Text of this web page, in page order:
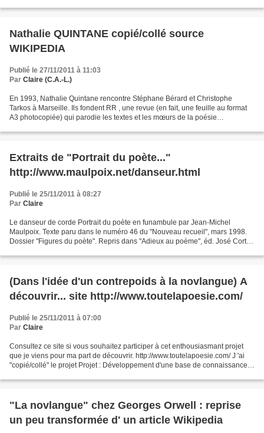
Nathalie QUINTANE copié/collé source
WIKIPEDIA
Publié le 27/11/2011 à 11:03
Par Claire (C.A.-L.)
En 1993, Nathalie Quintane rencontre Stéphane Bérard et Christophe
Tarkos à Marseille. Ils fondent RR , une revue (en fait, une feuille au format
A3 photocopiée) qui parodie les textes et les mœurs de la poésie
Extraits de "Portrait du poète..."
http://www.maulpoix.net/danseur.html
Publié le 25/11/2011 à 08:27
Par Claire
Le danseur de corde Portrait du poète en funambule par Jean-Michel
Maulpoix. Texte paru dans le numéro 46 du "Nouveau recueil", mars 1998.
Dossier "Figures du poète". Repris dans "Adieux au poème", éd. José Corti,
(Dans l'idée d'un contrepoids à la novlangue) A
découvrir... site http://www.toutelapoesie.com/
Publié le 25/11/2011 à 07:00
Par Claire
Consultez ce site si vous souhaitez participer à cet enthousiasmant projet
que je viens pour ma part de découvrir. http://www.toutelapoesie.com/ J 'ai
"copié/collé" le projet Projet : Développement d'une base de connaissance
"La novlangue" chez Georges Orwell : reprise
un peu transformée d' un article Wikipedia